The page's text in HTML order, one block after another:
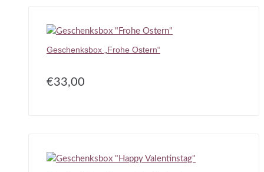
Geschenksbox „Frohe Ostern“
€33,00